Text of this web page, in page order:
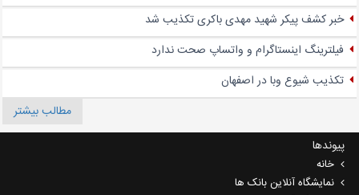
خبر کشف پیکر شهید مهدی باکری تکذیب شد
فیلترینگ اینستاگرام و واتساپ صحت ندارد
تکذیب شیوع وبا در اصفهان
مطالب بیشتر
پیوندها
خانه
نمایشگاه آنلاین بانک ها